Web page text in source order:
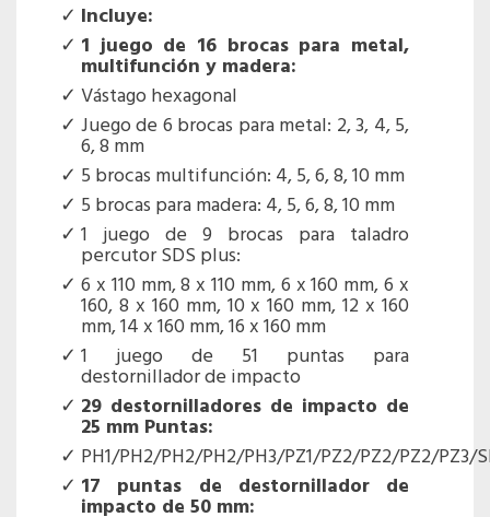
Incluye:
1 juego de 16 brocas para metal,
multifunción y madera:
Vástago hexagonal
Juego de 6 brocas para metal: 2, 3, 4, 5,
6, 8 mm
5 brocas multifunción: 4, 5, 6, 8, 10 mm
5 brocas para madera: 4, 5, 6, 8, 10 mm
1 juego de 9 brocas para taladro
percutor SDS plus:
6 x 110 mm, 8 x 110 mm, 6 x 160 mm, 6 x
160, 8 x 160 mm, 10 x 160 mm, 12 x 160
mm, 14 x 160 mm, 16 x 160 mm
1 juego de 51 puntas para
destornillador de impacto
29 destornilladores de impacto de
25 mm Puntas:
PH1/PH2/PH2/PH2/PH3/PZ1/PZ2/PZ2/PZ2/
17 puntas de destornillador de
impacto de 50 mm: